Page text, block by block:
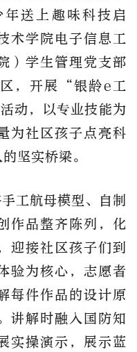
送上趣味科技启
术学院电子信息工
）学生管理党支部
，开展“银龄e工
动，以专业技能为
为社区孩子点亮科
坚实桥梁。
工航母模型、自制
作品整齐陈列，化
迎接社区孩子们到
验为核心，志愿者
每件作品的设计原
讲解时融入国防知
实操演示，展示蓝